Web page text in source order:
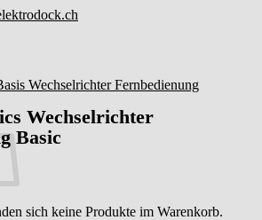
sich keine Produkte im Warenkorb.
Wechselrichter
Basic